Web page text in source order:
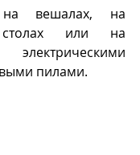
на вешалах, на
столах или на
пилами.